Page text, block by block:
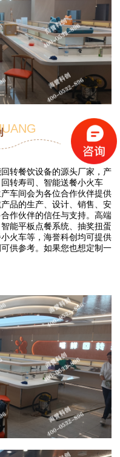
转餐饮设备的源头厂家，产
转寿司、智能送餐小火车
车间会为各位合作伙伴提供
品的生产、设计、销售、安
作伙伴的信任与支持。高端
能平板点餐系统、抽奖扭蛋
火车等，海誉科创均可提供
供参考。如果您也想定制一